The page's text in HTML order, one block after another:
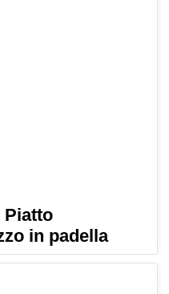
Piatto
in padella